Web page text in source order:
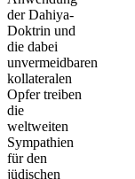
der Dahiya-
Doktrin und
die dabei
unvermeidbaren
kollateralen
Opfer treiben
die
weltweiten
Sympathien
für den
jüdischen